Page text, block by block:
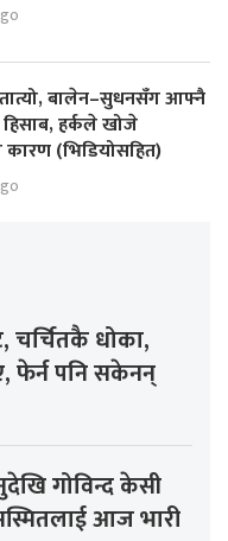
बालेन–सुधनसँग आफ्नै
हर्कले खोजे
(भिडियोसहित)
चर्चितकै धोका,
फेर्न पनि सकेनन्
गोविन्द केसी
आज भारी